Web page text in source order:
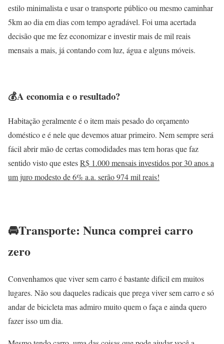
estilo minimalista e usar o transporte público ou mesmo caminhar
5km ao dia em dias com tempo agradável. Foi uma acertada
decisão que me fez economizar e investir mais de mil reais
mensais a mais, já contando com luz, água e alguns móveis.
💰A economia e o resultado?
Habitação geralmente é o item mais pesado do orçamento
doméstico e é nele que devemos atuar primeiro. Nem sempre será
fácil abrir mão de certas comodidades mas tem horas que faz
sentido visto que estesR$ 1.000 mensais investidos por 30 anos a
um juro modesto de 6% a.a. serão 974 mil reais!
🚘Transporte: Nunca comprei carro
zero
Convenhamos que viver sem carro é bastante difícil em muitos
lugares. Não sou daqueles radicais que prega viver sem carro e só
andar de bicicleta mas admiro muito quem o faça e ainda quero
fazer isso um dia.